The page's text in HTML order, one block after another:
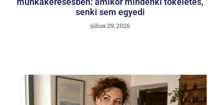
senki sem egyedi
július 29, 2026